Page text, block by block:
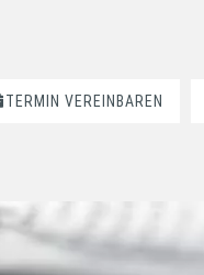
TERMIN VEREINBAREN